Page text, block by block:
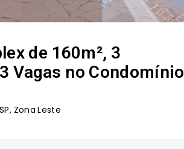
de 160m², 3
Vagas no Condomínio
Zona Leste